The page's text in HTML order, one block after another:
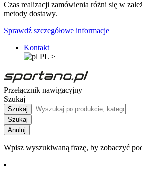
Czas realizacji zamówienia różni się w
metody dostawy.
Sprawdź szczegółowe informacje
Kontakt
PL >
Przełącznik nawigacyjny
Szukaj
Szukaj
Szukaj
Anuluj
Wpisz wyszukiwaną frazę, by zobaczyć